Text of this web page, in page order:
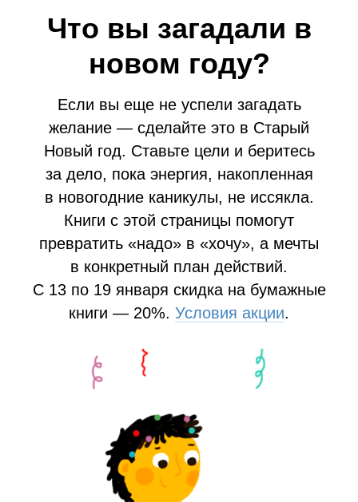
Что вы загадали в
новом году?
Если вы еще не успели загадать
желание — сделайте это в Старый
Новый год. Ставьте цели и беритесь
за дело, пока энергия, накопленная
в новогодние каникулы, не иссякла.
Книги с этой страницы помогут
превратить «надо» в «хочу», а мечты
в конкретный план действий.
С 13 по 19 января скидка на бумажные
книги — 20%. Условия акции.